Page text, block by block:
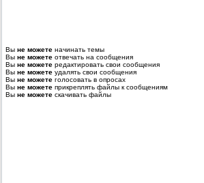
Вы не можете начинать темы
Вы не можете отвечать на сообщения
Вы не можете редактировать свои сообщения
Вы не можете удалять свои сообщения
Вы не можете голосовать в опросах
Вы не можете прикреплять файлы к сообщениям
Вы не можете скачивать файлы